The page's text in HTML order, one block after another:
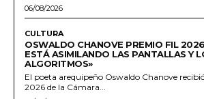
06/08/2026
CULTURA
OSWALDO CHANOVE PREMIO FIL
ESTÁ ASIMILANDO LAS PANTALLAS Y
ALGORITMOS»
El poeta arequipeño Oswaldo Chanove
2026 de la Cámara...